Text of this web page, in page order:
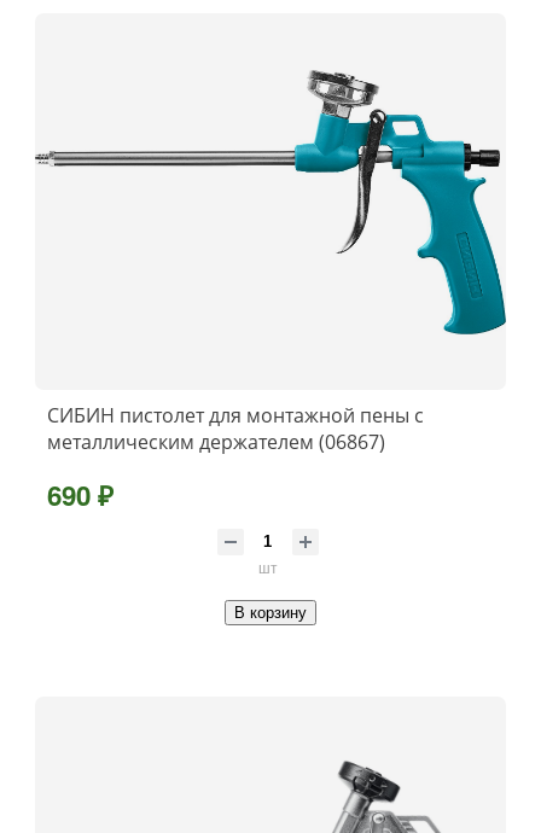
СИБИН пистолет для монтажной пены с
металлическим держателем (06867)
690 ₽
шт
В корзину